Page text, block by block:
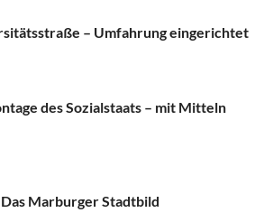
­– Umfahrung eingerichtet
des Sozialstaats – mit Mitteln
Marburger Stadtbild